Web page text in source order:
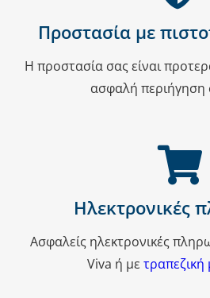
Προστασία με
Η προστασία σας είναι
ασφαλή περιήγηση
Ηλεκτρονικές
Ασφαλείς ηλεκτρονικές
Viva ή με